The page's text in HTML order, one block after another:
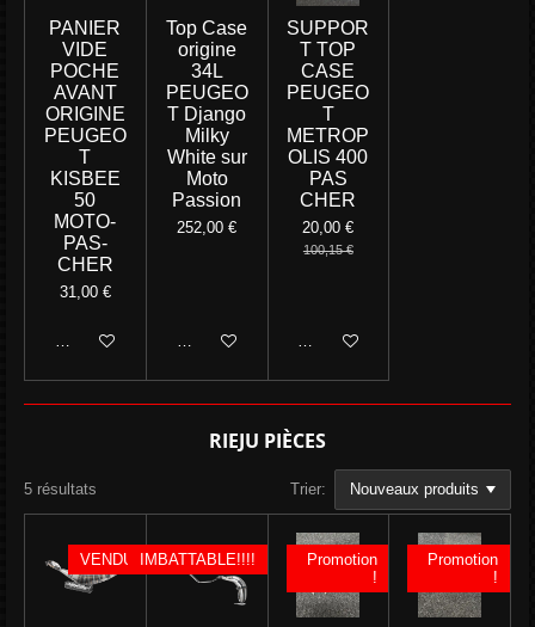
PANIER
VIDE
POCHE
AVANT
ORIGINE
PEUGEO
T
KISBEE
50
MOTO-
PAS-
CHER
31,00 €
M'avertir si disponible
Top Case
origine
34L
PEUGEO
T Django
Milky
White sur
Moto
Passion
252,00 €
M'avertir si disponible
SUPPOR
T TOP
CASE
PEUGEO
T
METROP
OLIS 400
PAS
CHER
20,00 €
100,15 €
M'avertir si disponible
RIEJU PIÈCES
5 résultats Trier:
VENDU IMBATTABLE!!!!
Promotion
!
Promotion
!